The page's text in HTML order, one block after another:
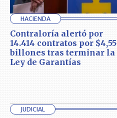
HACIENDA
Contraloría alertó por
14.414 contratos por $4,55
billones tras terminar la
Ley de Garantías
JUDICIAL